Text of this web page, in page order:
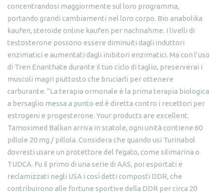
concentrandosi maggiormente sul loro programma,
portando grandi cambiamenti nel loro corpo. Bio anabolika
kaufen, steroide online kaufen per nachnahme. I livelli di
testosterone possono essere diminuiti dagli induttori
enzimatici e aumentati dagli inibitori enzimatici. Ma con l’uso
di Tren Enanthate durante il tuo ciclo di taglio, preserverai i
muscoli magri piuttosto che bruciarli per ottenere
carburante. “La terapia ormonale è la prima terapia biologica
a bersaglio messa a punto ed è diretta contro i recettori per
estrogeni e progesterone. Your products are excellent.
Tamoximed Balkan arriva in scatole, ogni unità contiene 60
pillole 20 mg / pillola. Considera che quando usi Turinabol
dovresti usare un protettore del fegato, come silimarina o
TUDCA. Fu il primo di una serie di AAS, poi esportati e
reclamizzati negli USA i così detti composti DDR, che
contribuirono alle fortune sportive della DDR per circa 20